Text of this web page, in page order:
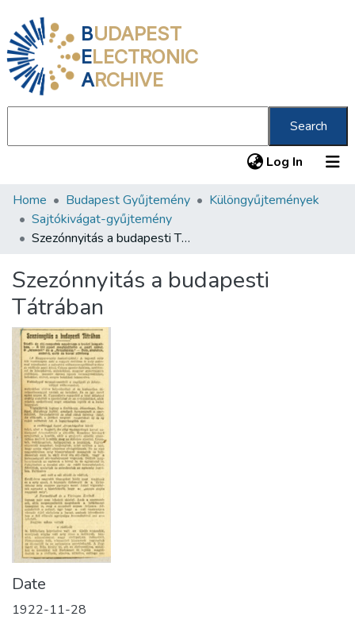
BUDAPEST
ELECTRONIC
ARCHIVE
Search
Log In (current)
Communities & Collections
All of DSpace
About us
Home Budapest Gyűjtemény
Különgyűjtemények
Sajtókivágat-gyűjtemény
Szezónnyitás a budapesti Tátrában
Szezónnyitás a budapesti
Tátrában
Date
1922-11-28